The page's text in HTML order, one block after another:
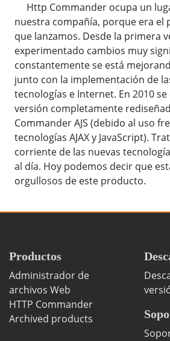
Http Commander ocupa un
nuestra compañía, porque era el
que lanzamos. Desde la primera
experimentado cambios muy
constantemente se está
junto con la implementación de
tecnologías e Internet. En 2010
versión completamente
Commander AJS (debido al uso
tecnologías AJAX y JavaScript).
corriente de las nuevas
al día. Hoy podemos decir que
orgullosos de este producto.
Productos
Administrador de
archivos Web
HTTP Commander
Archived products